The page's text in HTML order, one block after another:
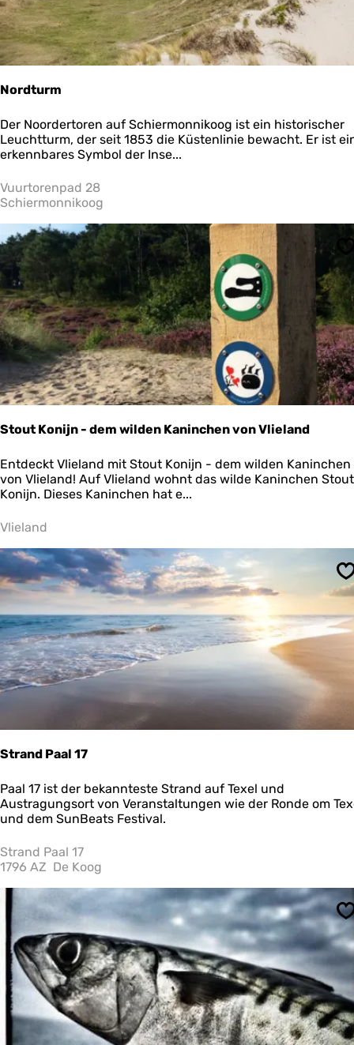
Nordturm
N
o
r
t
u
m
Der Noordertoren auf Schiermonnikoog ist ein historischer
Leuchtturm, der seit 1853 die Küstenlinie bewacht. Er ist
erkennbares Symbol der Inse...
Vuurtorenpad 28
Schiermonnikoog
Stout Konijn - dem wilden Kaninchen von Vlieland
S
t
o
t
o
n
i
j
n
-
d
e
m
w
d
e
n
a
n
i
c
h
n
Entdeckt Vlieland mit Stout Konijn - dem wilden Kaninchen
von Vlieland! Auf Vlieland wohnt das wilde Kaninchen Stout
Konijn. Dieses Kaninchen hat e...
Vlieland
Strand Paal 17
S
t
r
n
d
a
Paal 17 ist der bekannteste Strand auf Texel und
Austragungsort von Veranstaltungen wie der Ronde om
und dem SunBeats Festival.
Strand Paal 17
1796 AZ De Koog